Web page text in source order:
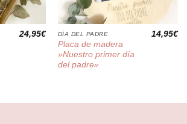
24,95€ DÍA DEL PADRE
Placa de madera
»Nuestro primer día
del padre»
14,95€